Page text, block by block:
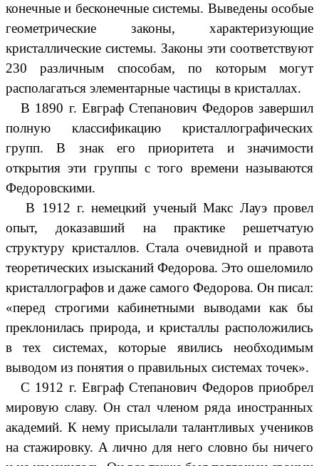
конечные и бесконечные системы. Выведены особые
геометрические законы, характеризующие
кристаллические системы. Законы эти соответствуют
230 различным способам, по которым могут
располагаться элементарные частицы в кристаллах.
В 1890 г. Евграф Степанович Федоров завершил
полную классификацию кристаллографических
групп. В знак его приоритета и значимости
открытия эти группы с того времени называются
Федоровскими.
В 1912 г. немецкий ученый Макс Лауэ провел
опыт, доказавший на практике решетчатую
структуру кристаллов. Стала очевидной и правота
теоретических изысканий Федорова. Это ошеломило
кристаллографов и даже самого Федорова. Он писал:
«перед строгими кабинетными выводами как бы
преклонилась природа, и кристаллы расположились
в тех системах, которые явились необходимым
выводом из понятия о правильных системах точек».
С 1912 г. Евграф Степанович Федоров приобрел
мировую славу. Он стал членом ряда иностранных
академий. К нему присылали талантливых учеников
на стажировку. А лично для него словно бы ничего